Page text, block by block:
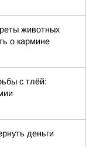
животных
о кармине
с тлёй:
деньги